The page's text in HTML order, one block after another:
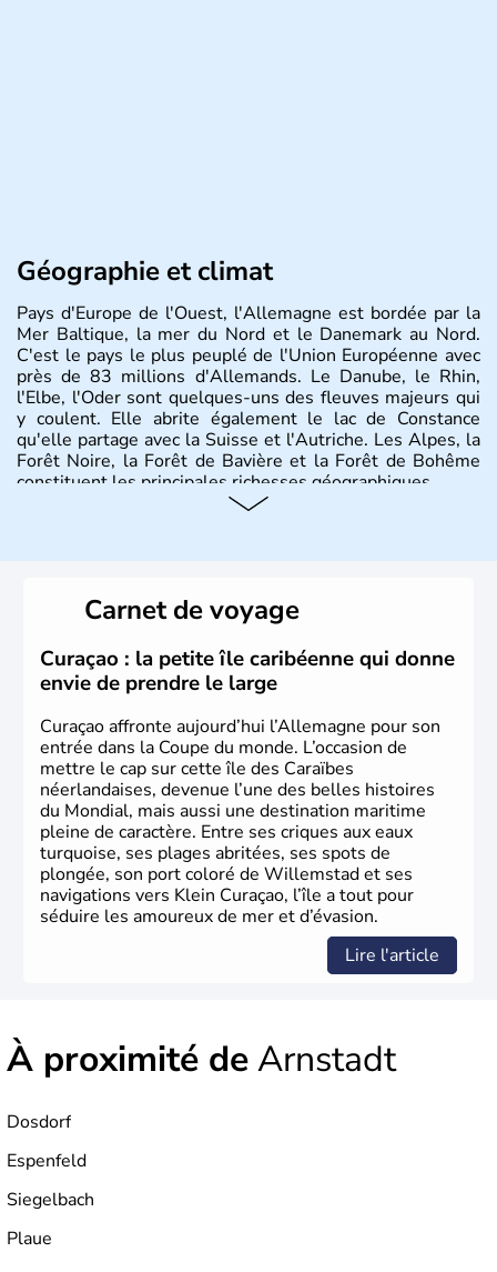
Géographie et climat
Pays d'Europe de l'Ouest, l'Allemagne est bordée par la
Mer Baltique, la mer du Nord et le Danemark au Nord.
C'est le pays le plus peuplé de l'Union Européenne avec
près de 83 millions d'Allemands. Le Danube, le Rhin,
l'Elbe, l'Oder sont quelques-uns des fleuves majeurs qui
y coulent. Elle abrite également le lac de Constance
qu'elle partage avec la Suisse et l'Autriche. Les Alpes, la
Forêt Noire, la Forêt de Bavière et la Forêt de Bohême
constituent les principales richesses géographiques.
lesquelles bénéficient d'une grande autonomie. Le pays
peut se targuer de grands noms qu'il a vu naître dans tous
les domaines, des arts à la politique en passant par la
philosophie. Hertz, Gutenberg, Heidegger, Thomas Mann,
Herman Hesse ou bien Hegel en font partie.
Carnet de voyage
Curaçao : la petite île caribéenne qui donne
envie de prendre le large
Curaçao affronte aujourd’hui l’Allemagne pour son
entrée dans la Coupe du monde. L’occasion de
mettre le cap sur cette île des Caraïbes
néerlandaises, devenue l’une des belles histoires
du Mondial, mais aussi une destination maritime
pleine de caractère. Entre ses criques aux eaux
turquoise, ses plages abritées, ses spots de
plongée, son port coloré de Willemstad et ses
navigations vers Klein Curaçao, l’île a tout pour
séduire les amoureux de mer et d’évasion.
Lire l'article
À proximité deArnstadt
Dosdorf
Espenfeld
Siegelbach
Plaue